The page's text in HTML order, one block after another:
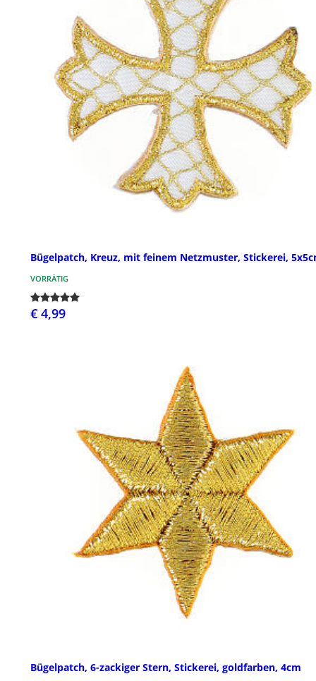
Bügelpatch, Kreuz, mit feinem Netzmuster, Stickerei,
VORRÄTIG
€ 4,99
Bügelpatch, 6-zackiger Stern, Stickerei, goldfarben, 4cm